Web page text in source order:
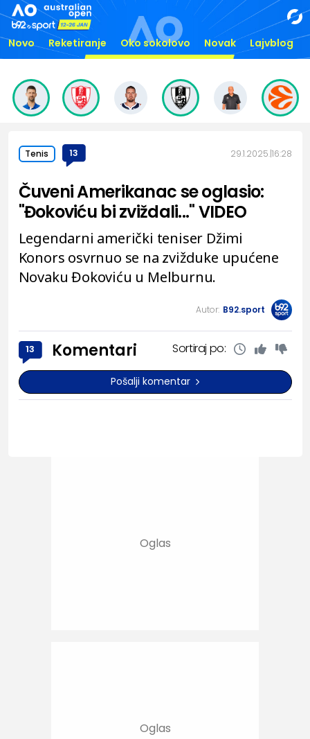
Novo Reketiranje Oko sokolovo Novak Lajvblog
Tenis 13 29.1.2025. 16:28
Čuveni Amerikanac se oglasio:
"Đokoviću bi zviždali..." VIDEO
Legendarni američki teniser Džimi
Konors osvrnuo se na zvižduke upućene
Novaku Đokoviću u Melburnu.
Autor: B92.sport
13 Komentari Sortiraj po:
Pošalji komentar